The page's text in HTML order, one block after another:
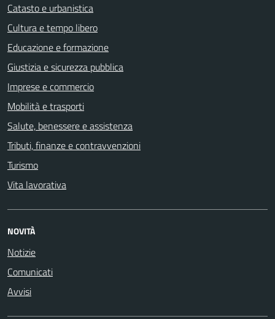
Catasto e urbanistica
Cultura e tempo libero
Educazione e formazione
Giustizia e sicurezza pubblica
Imprese e commercio
Mobilità e trasporti
Salute, benessere e assistenza
Tributi, finanze e contravvenzioni
Turismo
Vita lavorativa
NOVITÀ
Notizie
Comunicati
Avvisi